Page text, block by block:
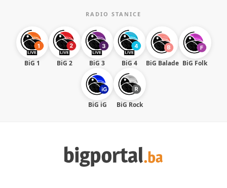
RADIO STANICE
BiG 1 BiG 2 BiG 3 BiG 4 BiG Balade BiG Folk
BiG iG BiG Rock